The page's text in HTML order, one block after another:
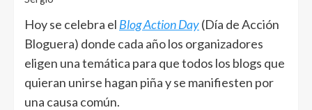
Hoy se celebra el Blog Action Day(Día de Acción
Bloguera) donde cada año los organizadores
eligen una temática para que todos los blogs que
quieran unirse hagan piña y se manifiesten por
una causa común.